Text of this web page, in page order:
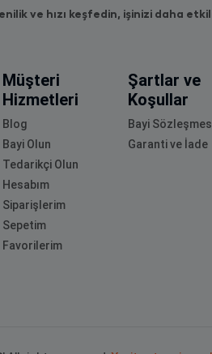
ve hızı keşfedin, işinizi daha
Müşteri
Hizmetleri
Blog
Bayi Olun
Tedarikçi Olun
Hesabım
Siparişlerim
Sepetim
Favorilerim
Şartlar ve
Koşullar
Bayi
Garanti ve İade